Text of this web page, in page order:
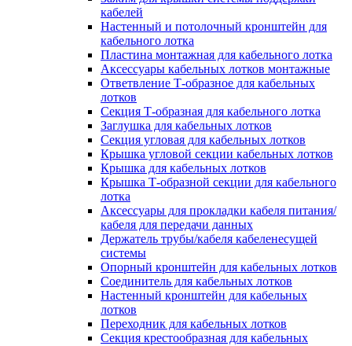
кабелей
Настенный и потолочный кронштейн для
кабельного лотка
Пластина монтажная для кабельного лотка
Аксессуары кабельных лотков монтажные
Ответвление Т-образное для кабельных
лотков
Секция Т-образная для кабельного лотка
Заглушка для кабельных лотков
Секция угловая для кабельных лотков
Крышка угловой секции кабельных лотков
Крышка для кабельных лотков
Крышка Т-образной секции для кабельного
лотка
Аксессуары для прокладки кабеля питания/
кабеля для передачи данных
Держатель трубы/кабеля кабеленесущей
системы
Опорный кронштейн для кабельных лотков
Соединитель для кабельных лотков
Настенный кронштейн для кабельных
лотков
Переходник для кабельных лотков
Секция крестообразная для кабельных